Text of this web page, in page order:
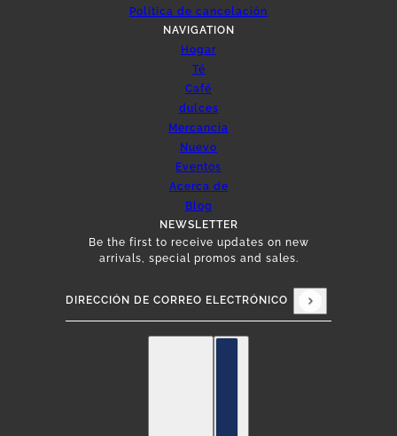
Política de cancelación
NAVIGATION
Hogar
Té
Café
dulces
Mercancía
Nuevo
Eventos
Acerca de
Blog
NEWSLETTER
Be the first to receive updates on new
arrivals, special promos and sales.
Dirección de correo electrónico
Este sitio está protegido por hCaptcha y se
Selector de países